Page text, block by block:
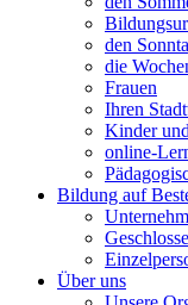
den
die
Frauen
Ihren
Kinder
online-
Bildung auf
Über uns